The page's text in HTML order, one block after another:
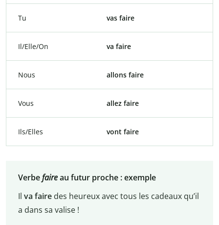
Tu vas faire
Il/Elle/On va faire
Nous allons faire
Vous allez faire
Ils/Elles vont faire
Verbefaireau futur proche : exemple
Il va fairedes heureux avec tous les cadeaux qu’il
a dans sa valise !